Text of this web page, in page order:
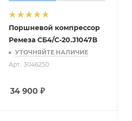
Поршневой компрессор
Ремеза СБ4/С-20.J1047B
УТОЧНЯЙТЕ НАЛИЧИЕ
Арт.: 3046250
34 900₽